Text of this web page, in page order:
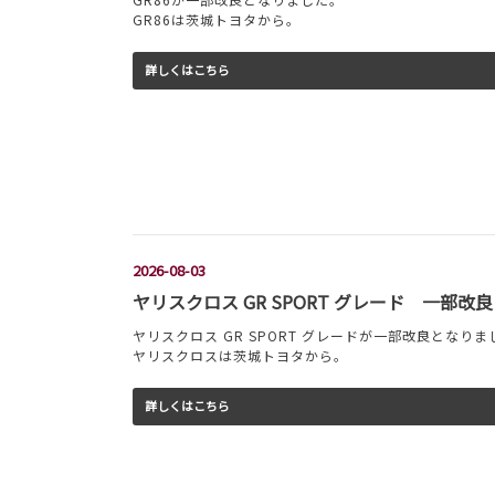
GR86は茨城トヨタから。
詳しくはこちら
2026-08-03
ヤリスクロス GR SPORT グレード 一部改良
ヤリスクロス GR SPORT グレードが一部改良となりま
ヤリスクロスは茨城トヨタから。
詳しくはこちら